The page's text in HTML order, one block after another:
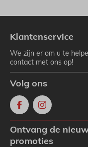
Klantenservice
We zijn er om u te
contact met ons op!
Volg ons
Ontvang de
promoties